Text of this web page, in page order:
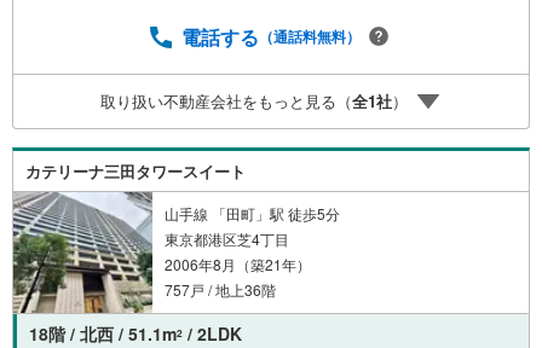
予約をする」ボタンからお問い合わせください。※必ずYah
のご請求はお気軽にどうぞ♪お電話でのお問い合わせも常
時受け付けております！お気軽にお問い合わせください。
電話する （通話料無料）
取り扱い不動産会社をもっと見る（全1社）
カテリーナ三田タワースイート
山手線 「田町」駅 徒歩5分
東京都港区芝4丁目
2006年8月（築21年）
757戸 / 地上36階
18階 / 北西 / 51.1m2 / 2LDK